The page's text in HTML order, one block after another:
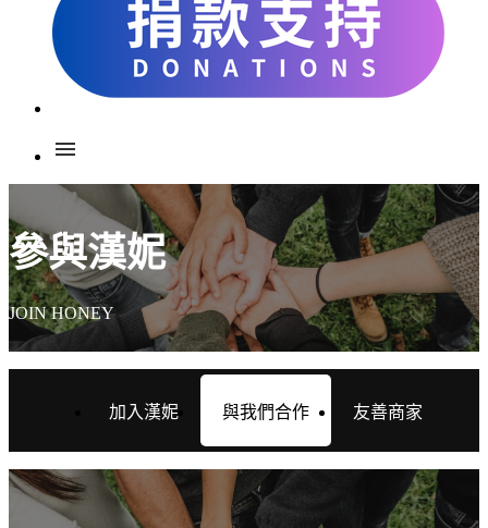
menu
參與漢妮
JOIN HONEY
加入漢妮 與我們合作 友善商家